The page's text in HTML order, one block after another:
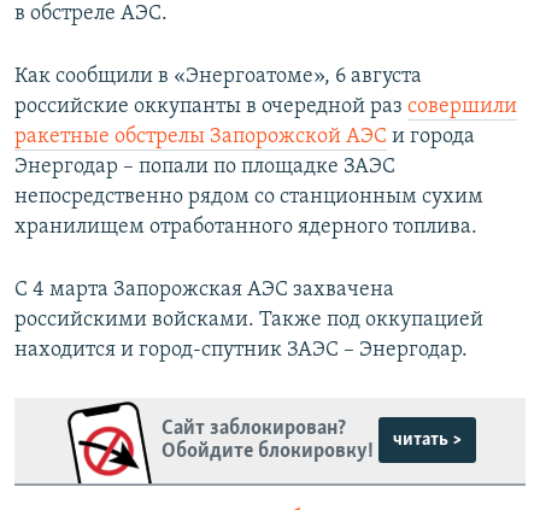
в обстреле АЭС.
Как сообщили в «Энергоатоме», 6 августа
российские оккупанты в очередной раз совершили
ракетные обстрелы Запорожской АЭС и города
Энергодар – попали по площадке ЗАЭС
непосредственно рядом со станционным сухим
хранилищем отработанного ядерного топлива.
С 4 марта Запорожская АЭС захвачена
российскими войсками. Также под оккупацией
находится и город-спутник ЗАЭС – Энергодар.
Сайт заблокирован?
Обойдите блокировку!
читать >